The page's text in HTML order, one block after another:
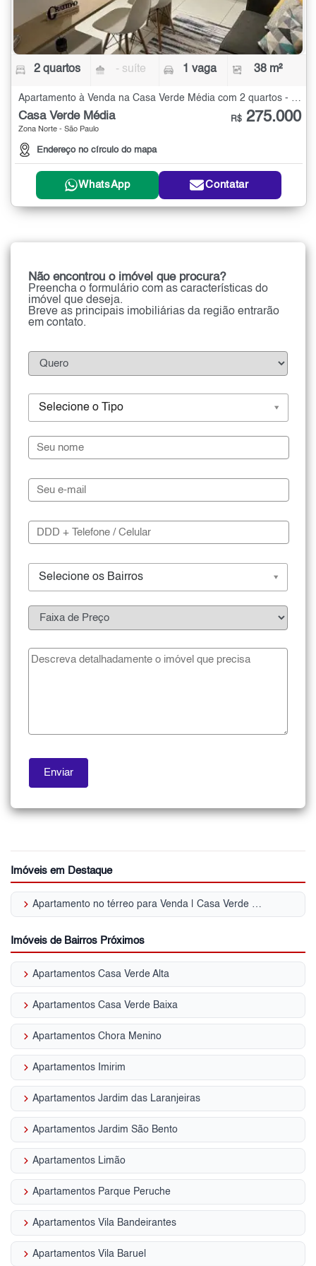
2 quartos - suíte 1 vaga 38 m²
Casa Verde Média
Zona Norte - São Paulo
Endereço no círculo do mapa
R$ 275.000
WhatsApp Contatar
Não encontrou o imóvel que procura?
Preencha o formulário com as características do
imóvel que deseja.
Breve as principais imobiliárias da região entrarão
em contato.
Selecione o Tipo
Selecione os Bairros
Imóveis em Destaque
keyboard_arrow_right Apartamento no térreo para Venda | Casa Verde Média
Imóveis de Bairros Próximos
keyboard_arrow_right Apartamentos Casa Verde Alta
keyboard_arrow_right Apartamentos Casa Verde Baixa
keyboard_arrow_right Apartamentos Chora Menino
keyboard_arrow_right Apartamentos Imirim
keyboard_arrow_right Apartamentos Jardim das Laranjeiras
keyboard_arrow_right Apartamentos Jardim São Bento
keyboard_arrow_right Apartamentos Limão
keyboard_arrow_right Apartamentos Parque Peruche
keyboard_arrow_right Apartamentos Vila Bandeirantes
keyboard_arrow_right Apartamentos Vila Baruel